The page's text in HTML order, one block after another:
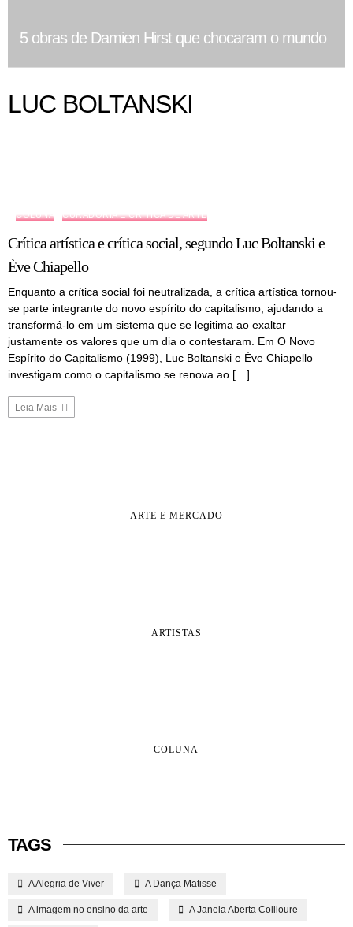
5 obras de Damien Hirst que chocaram o mundo
LUC BOLTANSKI
COLUNA CURADORIA E CRÍTICA DE ARTE
Crítica artística e crítica social, segundo Luc Boltanski e
Ève Chiapello
Enquanto a crítica social foi neutralizada, a crítica artística tornou-
se parte integrante do novo espírito do capitalismo, ajudando a
transformá-lo em um sistema que se legitima ao exaltar
justamente os valores que um dia o contestaram. Em O Novo
Espírito do Capitalismo (1999), Luc Boltanski e Ève Chiapello
investigam como o capitalismo se renova ao […]
Leia Mais
ARTE E MERCADO
ARTISTAS
COLUNA
TAGS
A Alegria de Viver A Dança Matisse
A imagem no ensino da arte A Janela Aberta Collioure